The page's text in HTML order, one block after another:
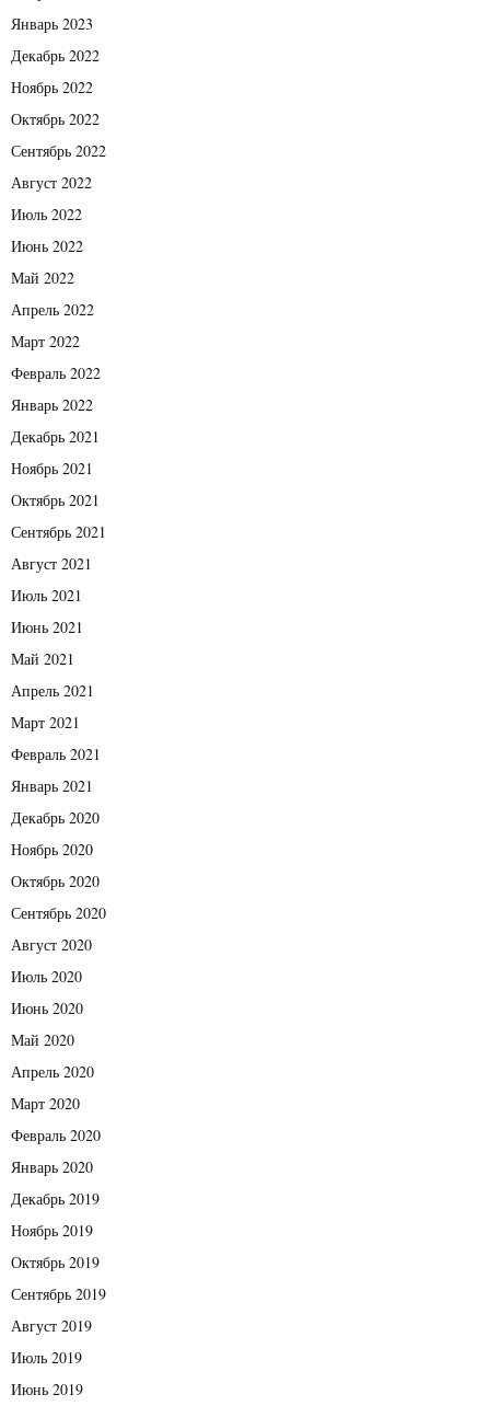
Январь 2023
Декабрь 2022
Ноябрь 2022
Октябрь 2022
Сентябрь 2022
Август 2022
Июль 2022
Июнь 2022
Май 2022
Апрель 2022
Март 2022
Февраль 2022
Январь 2022
Декабрь 2021
Ноябрь 2021
Октябрь 2021
Сентябрь 2021
Август 2021
Июль 2021
Июнь 2021
Май 2021
Апрель 2021
Март 2021
Февраль 2021
Январь 2021
Декабрь 2020
Ноябрь 2020
Октябрь 2020
Сентябрь 2020
Август 2020
Июль 2020
Июнь 2020
Май 2020
Апрель 2020
Март 2020
Февраль 2020
Январь 2020
Декабрь 2019
Ноябрь 2019
Октябрь 2019
Сентябрь 2019
Август 2019
Июль 2019
Июнь 2019